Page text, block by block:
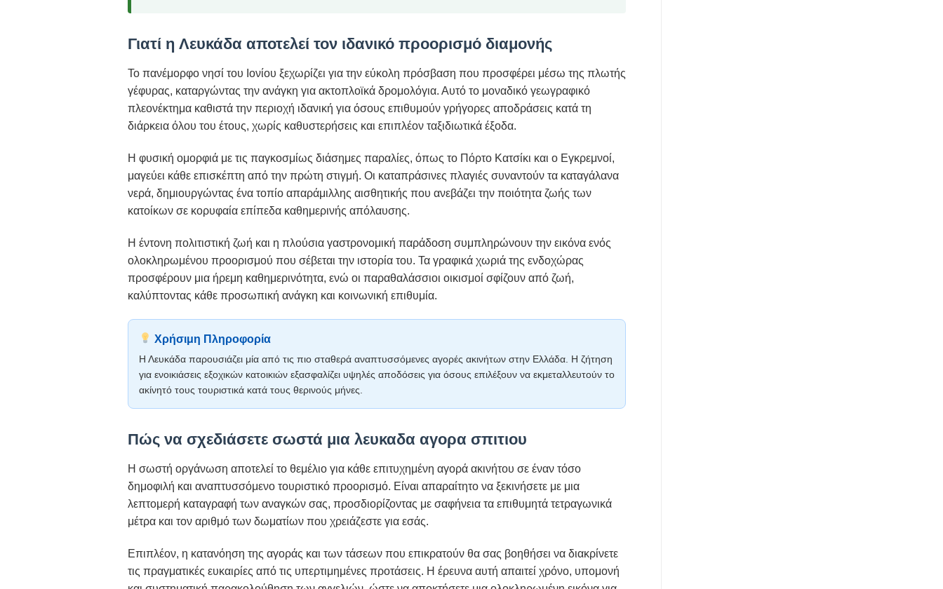
Γιατί η Λευκάδα αποτελεί τον ιδανικό προορισμό διαμονής
Το πανέμορφο νησί του Ιονίου ξεχωρίζει για την εύκολη πρόσβαση που προσφέρει μέσω της πλωτής
γέφυρας, καταργώντας την ανάγκη για ακτοπλοϊκά δρομολόγια. Αυτό το μοναδικό γεωγραφικό
πλεονέκτημα καθιστά την περιοχή ιδανική για όσους επιθυμούν γρήγορες αποδράσεις κατά τη
διάρκεια όλου του έτους, χωρίς καθυστερήσεις και επιπλέον ταξιδιωτικά έξοδα.
Η φυσική ομορφιά με τις παγκοσμίως διάσημες παραλίες, όπως το Πόρτο Κατσίκι και ο Εγκρεμνοί,
μαγεύει κάθε επισκέπτη από την πρώτη στιγμή. Οι καταπράσινες πλαγιές συναντούν τα καταγάλανα
νερά, δημιουργώντας ένα τοπίο απαράμιλλης αισθητικής που ανεβάζει την ποιότητα ζωής των
κατοίκων σε κορυφαία επίπεδα καθημερινής απόλαυσης.
Η έντονη πολιτιστική ζωή και η πλούσια γαστρονομική παράδοση συμπληρώνουν την εικόνα ενός
ολοκληρωμένου προορισμού που σέβεται την ιστορία του. Τα γραφικά χωριά της ενδοχώρας
προσφέρουν μια ήρεμη καθημερινότητα, ενώ οι παραθαλάσσιοι οικισμοί σφίζουν από ζωή,
καλύπτοντας κάθε προσωπική ανάγκη και κοινωνική επιθυμία.
Χρήσιμη Πληροφορία
Η Λευκάδα παρουσιάζει μία από τις πιο σταθερά αναπτυσσόμενες αγορές ακινήτων στην Ελλάδα. Η ζήτηση
για ενοικιάσεις εξοχικών κατοικιών εξασφαλίζει υψηλές αποδόσεις για όσους επιλέξουν να εκμεταλλευτούν το
ακίνητό τους τουριστικά κατά τους θερινούς μήνες.
Πώς να σχεδιάσετε σωστά μια λευκαδα αγορα σπιτιου
Η σωστή οργάνωση αποτελεί το θεμέλιο για κάθε επιτυχημένη αγορά ακινήτου σε έναν τόσο
δημοφιλή και αναπτυσσόμενο τουριστικό προορισμό. Είναι απαραίτητο να ξεκινήσετε με μια
λεπτομερή καταγραφή των αναγκών σας, προσδιορίζοντας με σαφήνεια τα επιθυμητά τετραγωνικά
μέτρα και τον αριθμό των δωματίων που χρειάζεστε για εσάς.
Επιπλέον, η κατανόηση της αγοράς και των τάσεων που επικρατούν θα σας βοηθήσει να διακρίνετε
τις πραγματικές ευκαιρίες από τις υπερτιμημένες προτάσεις. Η έρευνα αυτή απαιτεί χρόνο, υπομονή